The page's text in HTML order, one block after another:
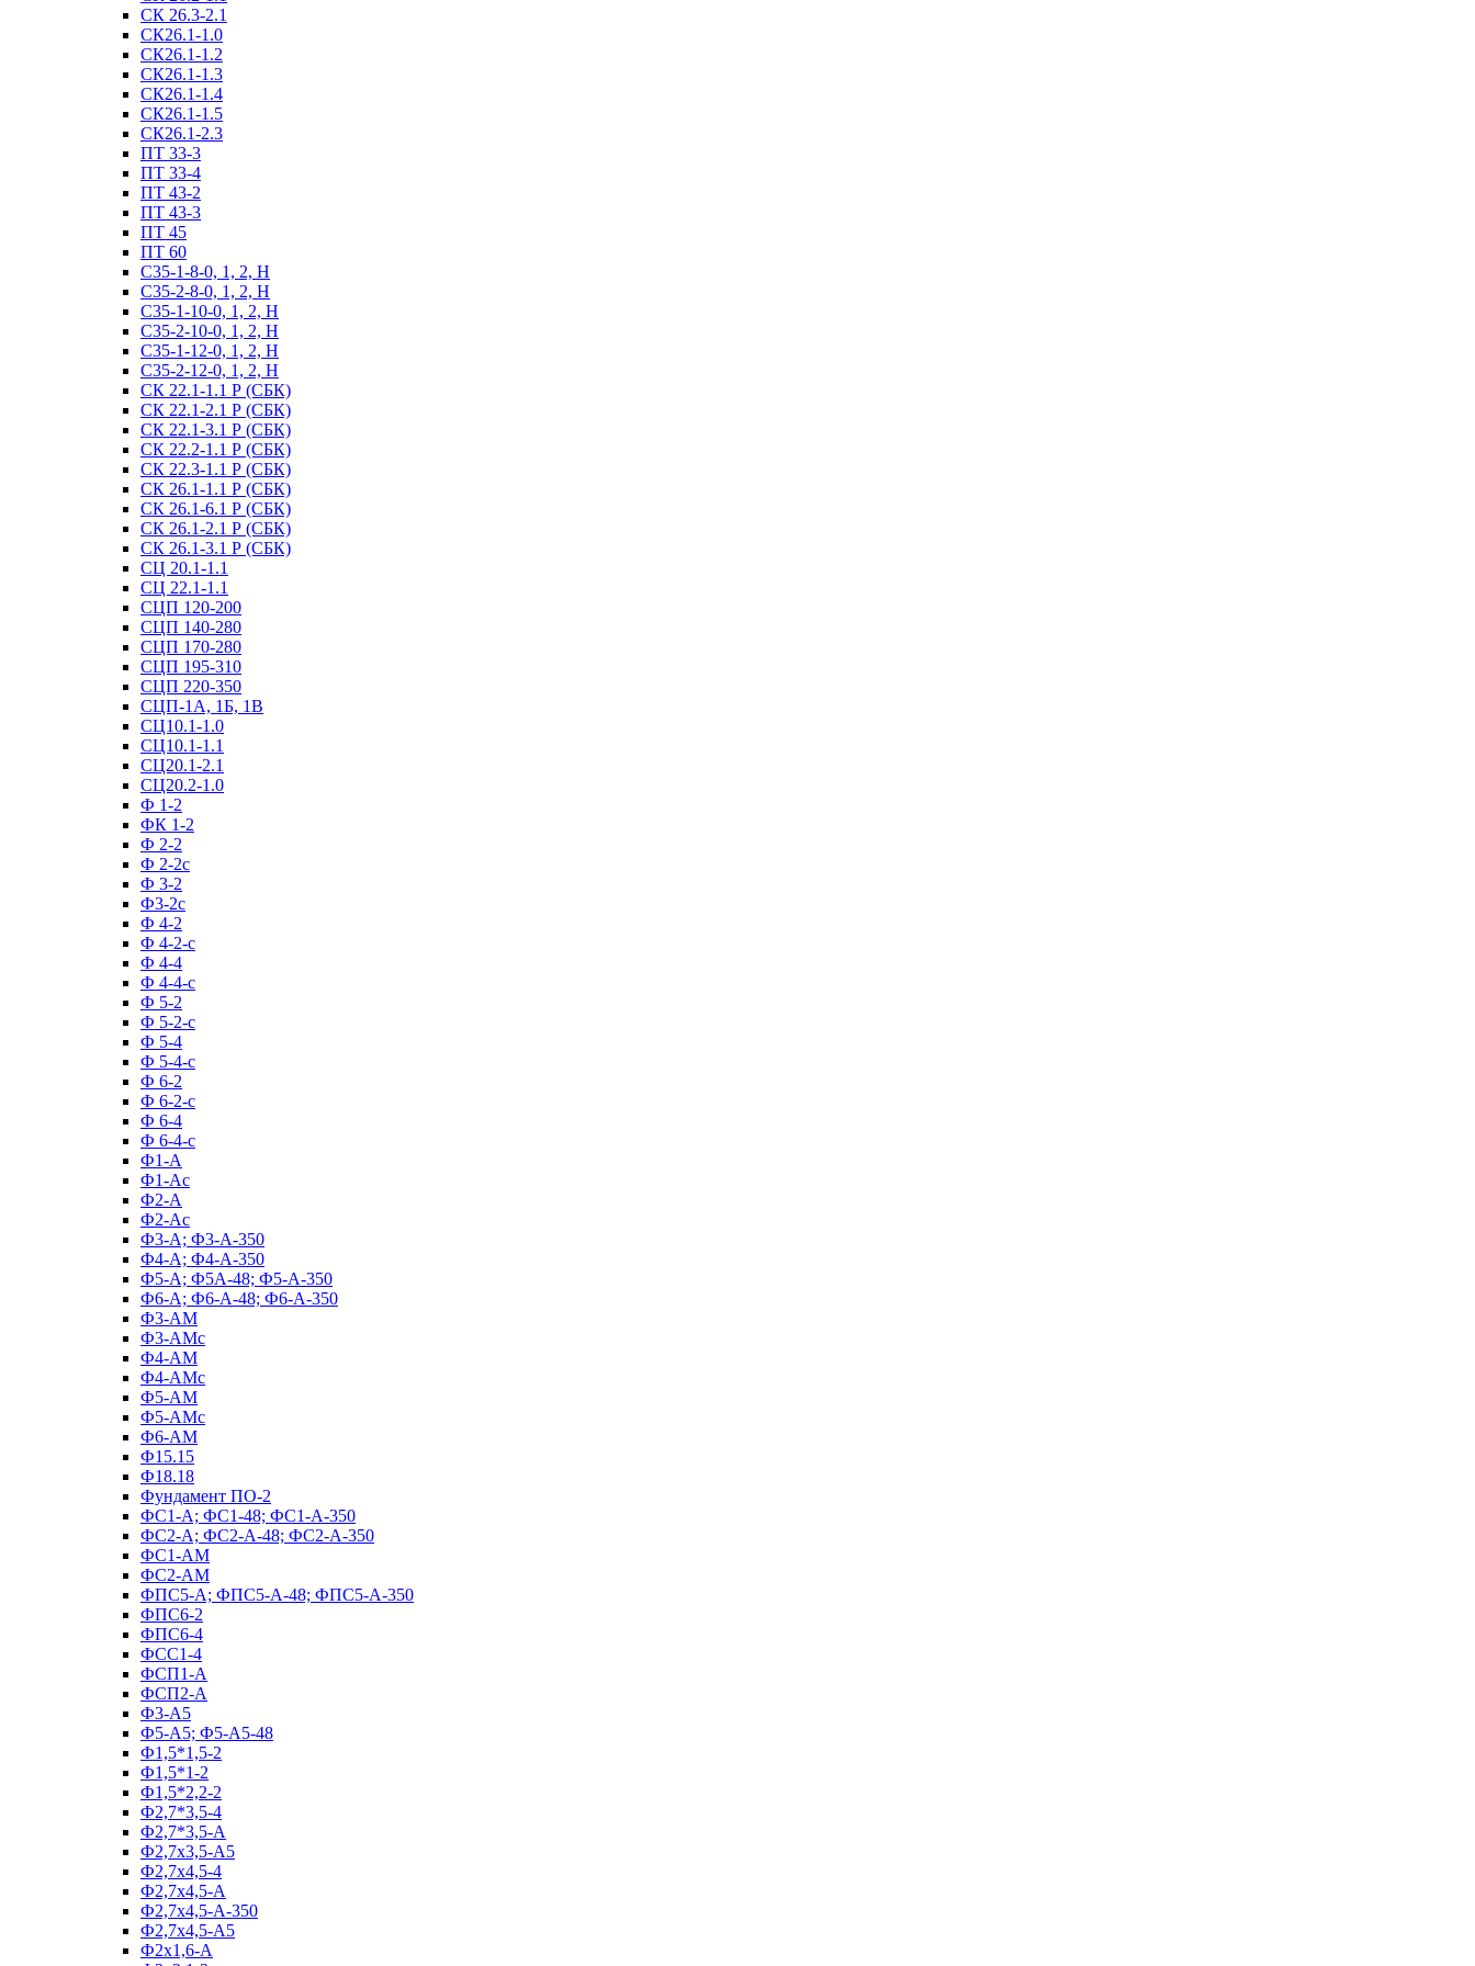
СК 26.3-2.1
СК26.1-1.0
СК26.1-1.2
СК26.1-1.3
СК26.1-1.4
СК26.1-1.5
СК26.1-2.3
ПТ 33-3
ПТ 33-4
ПТ 43-2
ПТ 43-3
ПТ 45
ПТ 60
С35-1-8-0, 1, 2, Н
С35-2-8-0, 1, 2, Н
С35-1-10-0, 1, 2, Н
С35-2-10-0, 1, 2, Н
С35-1-12-0, 1, 2, Н
С35-2-12-0, 1, 2, Н
СК 22.1-1.1 Р (СБК)
СК 22.1-2.1 Р (СБК)
СК 22.1-3.1 Р (СБК)
СК 22.2-1.1 Р (СБК)
СК 22.3-1.1 Р (СБК)
СК 26.1-1.1 Р (СБК)
СК 26.1-6.1 Р (СБК)
СК 26.1-2.1 Р (СБК)
СК 26.1-3.1 Р (СБК)
СЦ 20.1-1.1
СЦ 22.1-1.1
СЦП 120-200
СЦП 140-280
СЦП 170-280
СЦП 195-310
СЦП 220-350
СЦП-1А, 1Б, 1В
СЦ10.1-1.0
СЦ10.1-1.1
СЦ20.1-2.1
СЦ20.2-1.0
Ф 1-2
ФК 1-2
Ф 2-2
Ф 2-2с
Ф 3-2
Ф3-2с
Ф 4-2
Ф 4-2-с
Ф 4-4
Ф 4-4-с
Ф 5-2
Ф 5-2-с
Ф 5-4
Ф 5-4-с
Ф 6-2
Ф 6-2-с
Ф 6-4
Ф 6-4-с
Ф1-А
Ф1-Ас
Ф2-А
Ф2-Ас
Ф3-А; Ф3-А-350
Ф4-А; Ф4-А-350
Ф5-А; Ф5А-48; Ф5-А-350
Ф6-А; Ф6-А-48; Ф6-А-350
Ф3-АМ
Ф3-АМс
Ф4-АМ
Ф4-АМс
Ф5-АМ
Ф5-АМс
Ф6-АМ
Ф15.15
Ф18.18
Фундамент ПО‑2
ФС1-А; ФС1-48; ФС1-А-350
ФС2-А; ФС2-А-48; ФС2-А-350
ФС1-АМ
ФС2-АМ
ФПС5-А; ФПС5-А-48; ФПС5-А-350
ФПС6-2
ФПС6-4
ФСС1-4
ФСП1-А
ФСП2-А
Ф3-А5
Ф5-А5; Ф5-А5-48
Ф1,5*1,5-2
Ф1,5*1-2
Ф1,5*2,2-2
Ф2,7*3,5-4
Ф2,7*3,5-А
Ф2,7х3,5-А5
Ф2,7х4,5-4
Ф2,7х4,5-А
Ф2,7х4,5-А-350
Ф2,7х4,5-А5
Ф2х1,6-А